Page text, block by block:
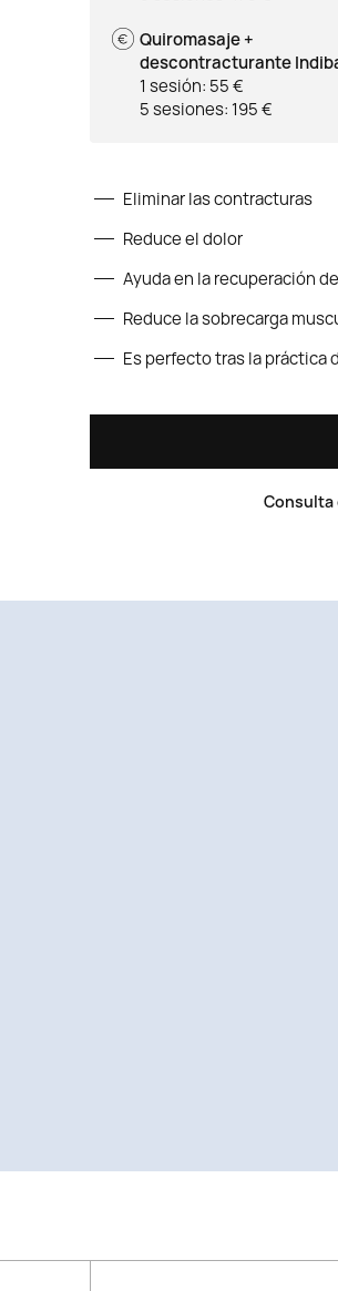
Quiromasaje +
descontracturante
1 sesión: 55 €
5 sesiones: 195 €
Eliminar las contracturas
Reduce el dolor
Ayuda en la recuperación
Reduce la sobrecarga
Es perfecto tras la práctica
Consulta